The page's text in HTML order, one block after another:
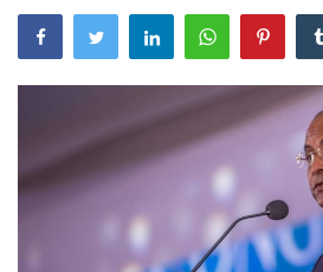
Témoignage
Culture